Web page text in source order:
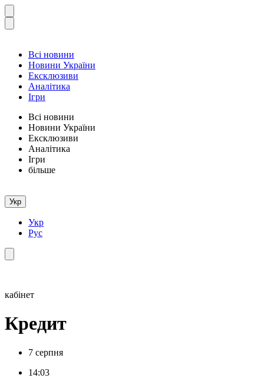
Всі новини
Новини України
Ексклюзиви
Аналітика
Ігри
Всі новини
Новини України
Ексклюзиви
Аналітика
Ігри
більше
Укр
Укр
Рус
кабінет
Кредит
7 серпня
14:03